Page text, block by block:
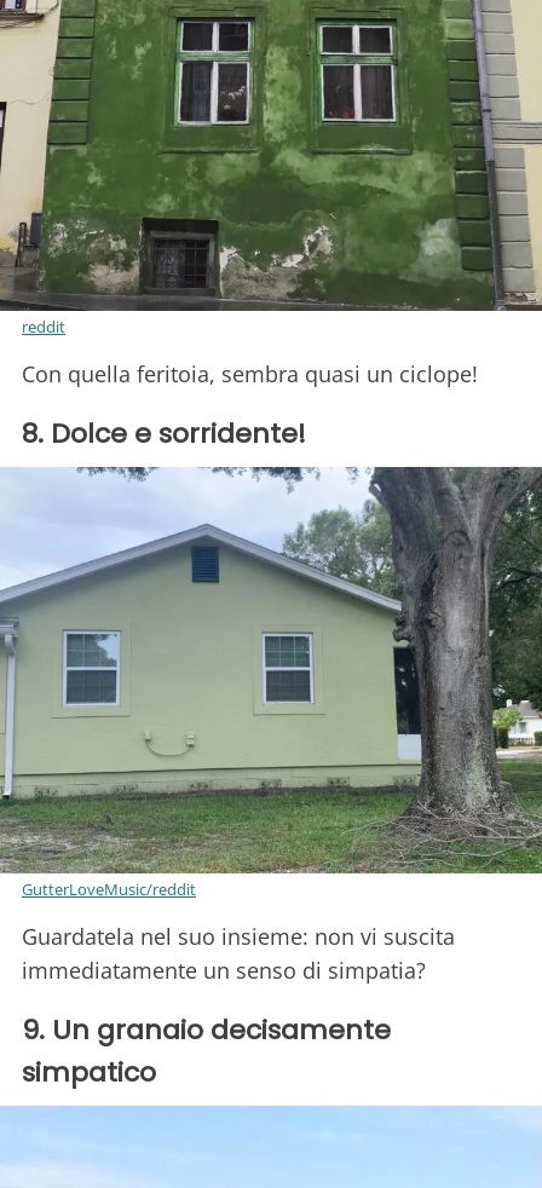
reddit
Con quella feritoia, sembra quasi un ciclope!
8. Dolce e sorridente!
GutterLoveMusic/reddit
Guardatela nel suo insieme: non vi suscita
immediatamente un senso di simpatia?
9. Un granaio decisamente
simpatico